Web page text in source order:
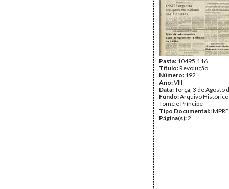
Pasta: 10495.116
Título:Revolução
Número: 192
Ano:VIII
Data:Terça, 3 de Agosto
Fundo:Arquivo Histórico
Tomé e Príncipe
Tipo Documental:
Página(s):2